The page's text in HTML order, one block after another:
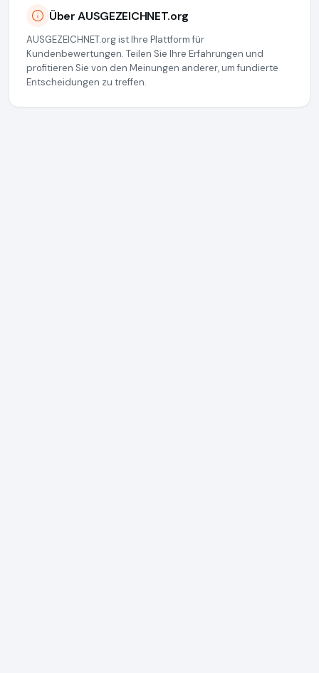
Über AUSGEZEICHNET.org
AUSGEZEICHNET.org ist Ihre Plattform für
Kundenbewertungen. Teilen Sie Ihre Erfahrungen und
profitieren Sie von den Meinungen anderer, um fundierte
Entscheidungen zu treffen.